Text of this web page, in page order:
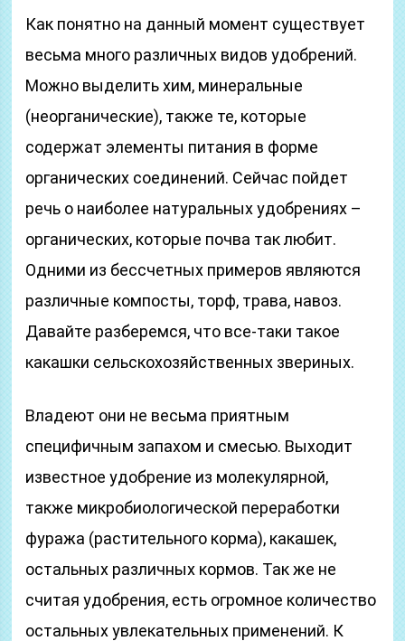
Как понятно на данный момент существует
весьма много различных видов удобрений.
Можно выделить хим, минеральные
(неорганические), также те, которые
содержат элементы питания в форме
органических соединений. Сейчас пойдет
речь о наиболее натуральных удобрениях –
органических, которые почва так любит.
Одними из бессчетных примеров являются
различные компосты, торф, трава, навоз.
Давайте разберемся, что все-таки такое
какашки сельскохозяйственных звериных.
Владеют они не весьма приятным
специфичным запахом и смесью. Выходит
известное удобрение из молекулярной,
также микробиологической переработки
фуража (растительного корма), какашек,
остальных различных кормов. Так же не
считая удобрения, есть огромное количество
остальных увлекательных применений. К